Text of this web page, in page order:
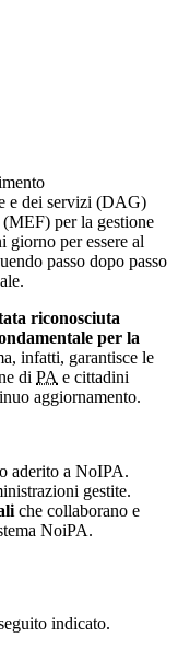
e dei servizi (DAG)
per la gestione
giorno per essere al
passo dopo passo
riconosciuta
per la
infatti, garantisce le
di PA e cittadini
aggiornamento.
aderito a NoIPA.
gestite.
che collaborano e
NoiPA.
indicato.